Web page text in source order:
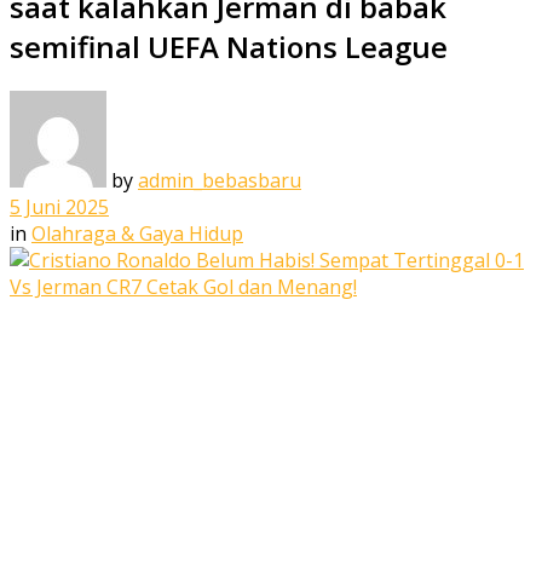
semifinal UEFA Nations League
byadmin_bebasbaru
5 Juni 2025
in Olahraga & Gaya Hidup